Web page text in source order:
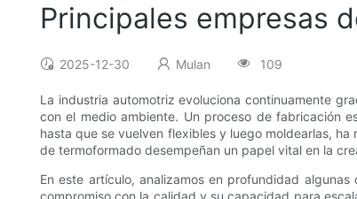
Principales empresas
2025-12-30 Mulan 109
La industria automotriz evoluciona continuamente
con el medio ambiente. Un proceso de fabricación
hasta que se vuelven flexibles y luego moldearlas,
de termoformado desempeñan un papel vital en la
En este artículo, analizamos en profundidad